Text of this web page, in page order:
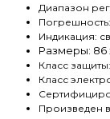
Диапазон
Индикация:
Размеры: 86
Класс
Класс
Произведен